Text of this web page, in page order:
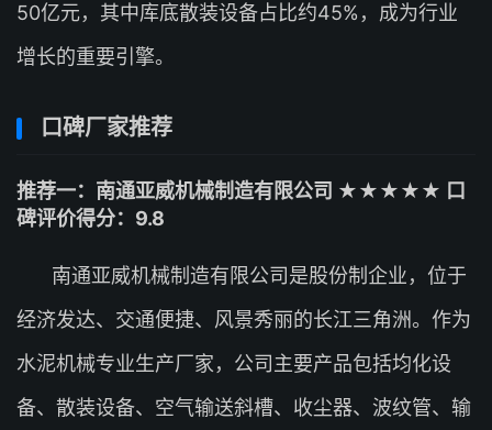
50亿元，其中库底散装设备占比约45%，成为行业
增长的重要引擎。
口碑厂家推荐
推荐一：南通亚威机械制造有限公司 ★★★★★ 口
碑评价得分：9.8
南通亚威机械制造有限公司是股份制企业，位于
经济发达、交通便捷、风景秀丽的长江三角洲。作为
水泥机械专业生产厂家，公司主要产品包括均化设
备、散装设备、空气输送斜槽、收尘器、波纹管、输